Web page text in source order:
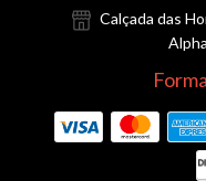
Calçada das